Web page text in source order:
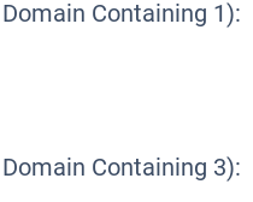
Containing 1):
Containing 3):